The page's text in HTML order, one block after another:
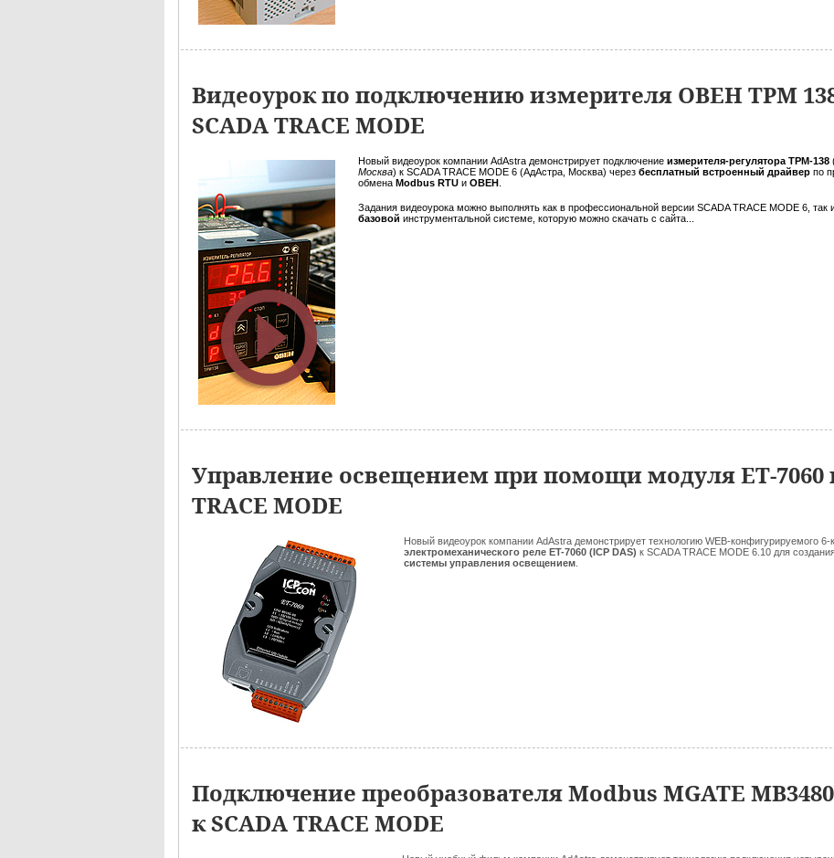
Видеоурок по подключению измерителя ОВЕН ТРМ
SCADA TRACE MODE
Новый видеоурок компании AdAstra демонстрирует подключение измерителя-регулятора ТРМ-138
Москва) к SCADA TRACE MODE 6 (АдАстра, Москва) через бесплатный встроенный драйвер по
обмена Modbus RTU и ОВЕН
Задания видеоурока можно выполнять как в профессиональной версии SCADA TRACE MODE 6, так
базовой инструментальной системе, которую можно скачать с сайта...
Управление освещением при помощи модуля ET-7060
TRACE MODE
Новый видеоурок компании AdAstra демонстрирует технологию WEB-конфигурируемого 6-
электромеханического реле ET-7060 (ICP DAS) к SCADA TRACE MODE 6.10 для
системы управления освещением
Подключение преобразователя Modbus MGATE
к SCADA TRACE MODE